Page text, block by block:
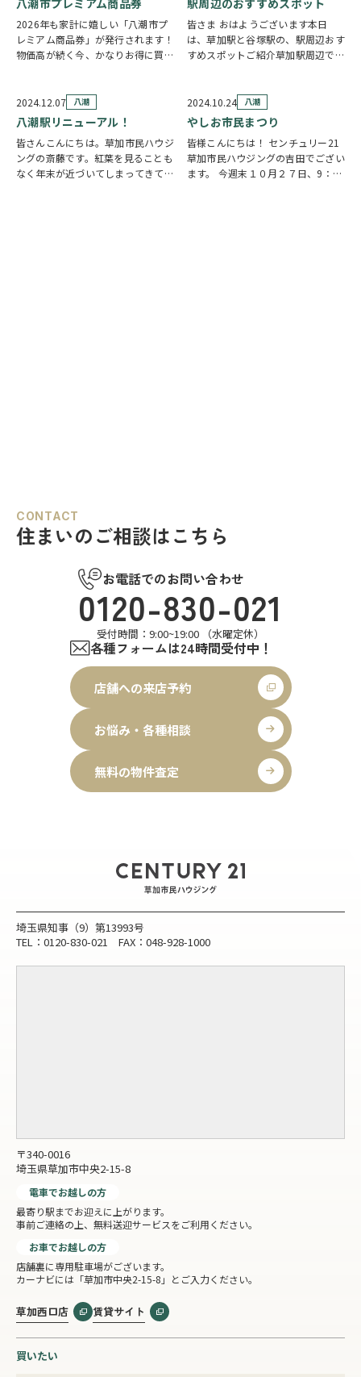
八潮市プレミアム商品券
2026年も家計に嬉しい「八潮市プ
レミアム商品券」が発行されます！
物価高が続く今、かなりお得に買い
は？ 2026年の内容はかなり魅力的
1冊：10,000円で購入 利用額：
13…
駅周辺のおすすめスポット
皆さま おはようございます本日
は、草加駅と谷塚駅の、駅周辺おす
すめスポットご紹介草加駅周辺で買
加店 ④モールプラザ 谷塚駅で買い
物するならここ！①ヴィ・ド・フラ
ンス 谷塚…
2024.12.07 八潮
八潮駅リニューアル！
皆さんこんにちは。草加市民ハウジ
ングの斎藤です。紅葉を見ることも
なく年末が近づいてしまってきてい
2024.10.24 八潮
やしお市民まつり
皆様こんにちは！ センチュリー21
草加市民ハウジングの吉田でござい
ます。 今週末１０月２７日、9：00
CONTACT
住まいのご相談はこちら
お電話でのお問い合わせ
0120-830-021
受付時間：9:00~19:00 （水曜定休）
各種フォームは24時間受付中！
店舗への来店予約
お悩み・各種相談
無料の物件査定
埼玉県知事（9）第13993号
TEL：0120-830-021 FAX：048-928-1000
〒340-0016
埼玉県草加市中央2-15-8
電車でお越しの方
最寄り駅までお迎えに上がります。
事前ご連絡の上、無料送迎サービスをご利用ください。
お車でお越しの方
店舗裏に専用駐車場がございます。
カーナビには「草加市中央2-15-8」とご入力ください。
草加西口店 賃貸サイト
買いたい